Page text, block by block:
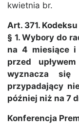
kwietnia br.
Art. 371.
§ 1. Wybory do
na 4 miesiące
przed
wyznacza
przypadający
później niż na 7
Konferencja